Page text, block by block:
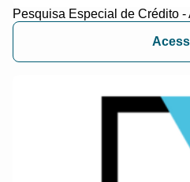
Pesquisa Especial de Crédito -